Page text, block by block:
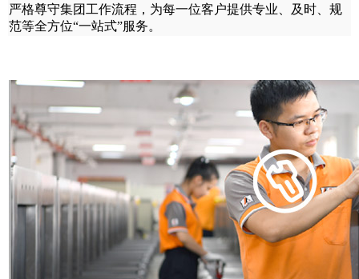
严格尊守集团工作流程，为每一位客户提供专业、及时、规
范等全方位“一站式”服务。